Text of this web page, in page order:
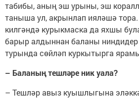
табибы, аның эш урыны, эш
таныша ул, акрынлап ияләшә
килгәндә курыкмаска да яхшы
барыр алдыннан баланы ниндидер
турында сөйләп куркытырга
– Баланың тешләре ник уала?
– Тешләр авыз куышлыгына